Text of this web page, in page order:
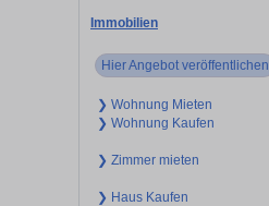
Immobilien
Hier Angebot veröffentlichen
❯ Wohnung Mieten
❯ Wohnung Kaufen
❯ Zimmer mieten
❯ Haus Kaufen